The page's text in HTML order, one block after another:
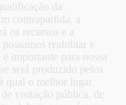
da
contrapartida, a
os recursos e a
reabilitar e
importante para nossa
será produzido pelos
qual o melhor lugar
de visitação pública, de